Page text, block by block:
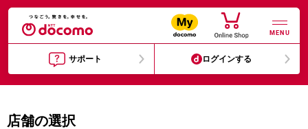
MENU
サポート ログインする
店舗の選択